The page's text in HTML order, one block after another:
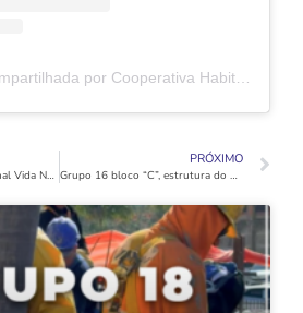
Uma publicação compartilhada por Cooperativa Habitacional Vida Nova (@coophabvidanovaoficial)
A Cooperativa Habitacional Vida Nova parabeniza seu Presidente pelo 57º aniversário.
PRÓXIMO
Grupo 16 bloco “C”, estrutura do último pavimento concluída, alvenaria externa no 24° pavimento iniciada, e iniciando os revestimentos de gesso interno!